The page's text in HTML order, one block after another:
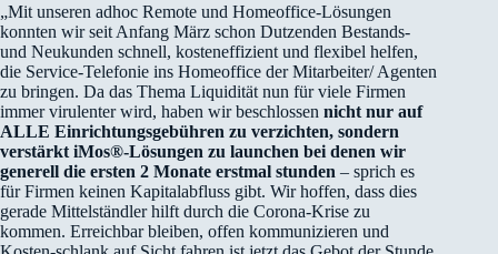
„Mit unseren adhoc Remote und Homeoffice-Lösungen
konnten wir seit Anfang März schon Dutzenden Bestands-
und Neukunden schnell, kosteneffizient und flexibel helfen,
die Service-Telefonie ins Homeoffice der Mitarbeiter/ Agenten
zu bringen. Da das Thema Liquidität nun für viele Firmen
immer virulenter wird, haben wir beschlossen nicht nur auf
ALLE Einrichtungsgebühren zu verzichten, sondern
verstärkt iMos®-Lösungen zu launchen bei denen wir
generell die ersten 2 Monate erstmal stunden – sprich es
für Firmen keinen Kapitalabfluss gibt. Wir hoffen, dass dies
gerade Mittelständler hilft durch die Corona-Krise zu
kommen. Erreichbar bleiben, offen kommunizieren und